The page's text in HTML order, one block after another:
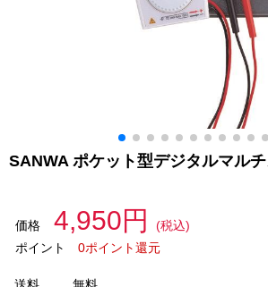
SANWA ポケット型デジタルマル
価格 4,950円
(税込)
ポイント
0ポイント還元